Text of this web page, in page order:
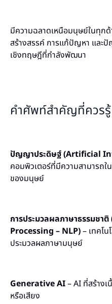
มีความฉลาดเหนือมนุษย์ในทุกด้
สร้างสรรค์ การแก้ปัญหา แล
เชิงทฤษฎีที่กำลังพัฒนา
คำศัพท์สำคัญที่ควรรู้
ปัญญาประดิษฐ์ (Artificial
คอมพิวเตอร์ที่มีความสามารถ
ของมนุษย์
การประมวลผลภาษาธรรมช
Processing – NLP)– เทคโ
ประมวลผลภาษามนุษย์
Generative AI– AI ที่สร้างเ
หรือเสียง